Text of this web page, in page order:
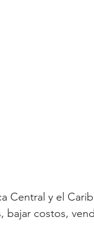
Central y el
bajar costos,